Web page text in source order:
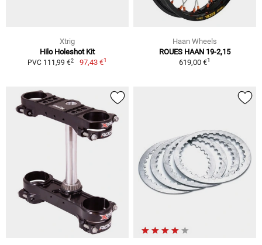
Xtrig
Hilo Holeshot Kit
PVC 111,99 €2 97,43 €1
Haan Wheels
ROUES HAAN 19-2,15
619,00 €1